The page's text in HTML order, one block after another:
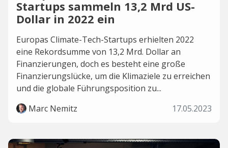
Startups sammeln 13,2 Mrd US-
Dollar in 2022 ein
Europas Climate-Tech-Startups erhielten 2022
eine Rekordsumme von 13,2 Mrd. Dollar an
Finanzierungen, doch es besteht eine große
Finanzierungslücke, um die Klimaziele zu erreichen
und die globale Führungsposition zu...
Marc Nemitz
17.05.2023